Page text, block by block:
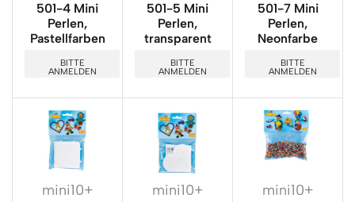
501-4 Mini
Perlen,
Pastellfarben
BITTE
ANMELDEN
501-5 Mini
Perlen,
transparent
BITTE
ANMELDEN
501-7 Mini
Perlen,
Neonfarbe
BITTE
ANMELDEN
mini10+ mini10+ mini10+